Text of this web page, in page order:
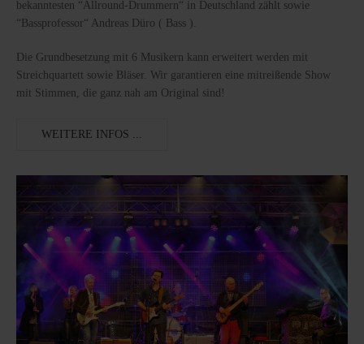
bekanntesten “Allround-Drummern“ in Deutschland zählt sowie
“Bassprofessor“ Andreas Düro ( Bass ).
Die Grundbesetzung mit 6 Musikern kann erweitert werden mit
Streichquartett sowie Bläser. Wir garantieren eine mitreißende Show
mit Stimmen, die ganz nah am Original sind!
WEITERE INFOS ...